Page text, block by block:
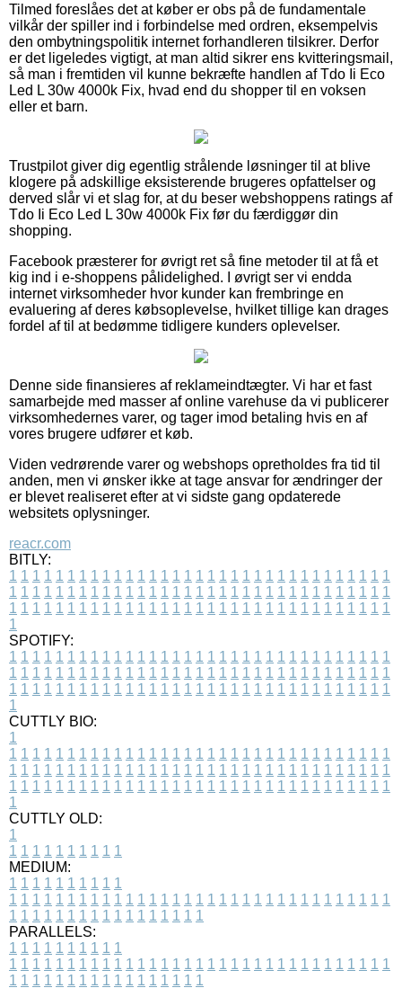
Tilmed foreslåes det at køber er obs på de fundamentale
vilkår der spiller ind i forbindelse med ordren, eksempelvis
den ombytningspolitik internet forhandleren tilsikrer. Derfor
er det ligeledes vigtigt, at man altid sikrer ens kvitteringsmail,
så man i fremtiden vil kunne bekræfte handlen af Tdo Ii Eco
Led L 30w 4000k Fix, hvad end du shopper til en voksen
eller et barn.
Trustpilot giver dig egentlig strålende løsninger til at blive
klogere på adskillige eksisterende brugeres opfattelser og
derved slår vi et slag for, at du beser webshoppens ratings af
Tdo Ii Eco Led L 30w 4000k Fix før du færdiggør din
shopping.
Facebook præsterer for øvrigt ret så fine metoder til at få et
kig ind i e-shoppens pålidelighed. I øvrigt ser vi endda
internet virksomheder hvor kunder kan frembringe en
evaluering af deres købsoplevelse, hvilket tillige kan drages
fordel af til at bedømme tidligere kunders oplevelser.
Denne side finansieres af reklameindtægter. Vi har et fast
samarbejde med masser af online varehuse da vi publicerer
virksomhedernes varer, og tager imod betaling hvis en af
vores brugere udfører et køb.
Viden vedrørende varer og webshops opretholdes fra tid til
anden, men vi ønsker ikke at tage ansvar for ændringer der
er blevet realiseret efter at vi sidste gang opdaterede
websitets oplysninger.
reacr.com
BITLY:
1 1 1 1 1 1 1 1 1 1 1 1 1 1 1 1 1 1 1 1 1 1 1 1 1 1 1 1 1 1 1 1 1
1 1 1 1 1 1 1 1 1 1 1 1 1 1 1 1 1 1 1 1 1 1 1 1 1 1 1 1 1 1 1 1 1
1 1 1 1 1 1 1 1 1 1 1 1 1 1 1 1 1 1 1 1 1 1 1 1 1 1 1 1 1 1 1 1 1
1
SPOTIFY:
1 1 1 1 1 1 1 1 1 1 1 1 1 1 1 1 1 1 1 1 1 1 1 1 1 1 1 1 1 1 1 1 1
1 1 1 1 1 1 1 1 1 1 1 1 1 1 1 1 1 1 1 1 1 1 1 1 1 1 1 1 1 1 1 1 1
1 1 1 1 1 1 1 1 1 1 1 1 1 1 1 1 1 1 1 1 1 1 1 1 1 1 1 1 1 1 1 1 1
1
CUTTLY BIO:
1
1 1 1 1 1 1 1 1 1 1 1 1 1 1 1 1 1 1 1 1 1 1 1 1 1 1 1 1 1 1 1 1 1
1 1 1 1 1 1 1 1 1 1 1 1 1 1 1 1 1 1 1 1 1 1 1 1 1 1 1 1 1 1 1 1 1
1 1 1 1 1 1 1 1 1 1 1 1 1 1 1 1 1 1 1 1 1 1 1 1 1 1 1 1 1 1 1 1 1
1
CUTTLY OLD:
1
1 1 1 1 1 1 1 1 1 1
MEDIUM:
1 1 1 1 1 1 1 1 1 1
1 1 1 1 1 1 1 1 1 1 1 1 1 1 1 1 1 1 1 1 1 1 1 1 1 1 1 1 1 1 1 1 1
1 1 1 1 1 1 1 1 1 1 1 1 1 1 1 1 1
PARALLELS:
1 1 1 1 1 1 1 1 1 1
1 1 1 1 1 1 1 1 1 1 1 1 1 1 1 1 1 1 1 1 1 1 1 1 1 1 1 1 1 1 1 1 1
1 1 1 1 1 1 1 1 1 1 1 1 1 1 1 1 1